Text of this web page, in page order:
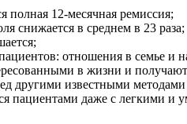
полная 12-месячная ремиссия;
снижается в среднем в 23 раза;
отношения в семье и
в жизни и
другими известными методами
пациентами даже с легкими